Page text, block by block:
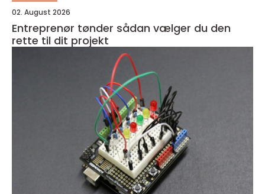
02. August 2026
Entreprenør tønder sådan vælger du den
rette til dit projekt